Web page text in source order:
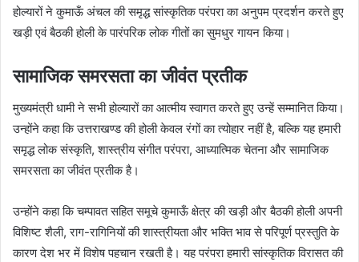
होल्यारों ने कुमाऊँ अंचल की समृद्ध सांस्कृतिक परंपरा का अनुपम प्रदर्शन करते हुए
खड़ी एवं बैठकी होली के पारंपरिक लोक गीतों का सुमधुर गायन किया।
सामाजिक समरसता का जीवंत प्रतीक
मुख्यमंत्री धामी ने सभी होल्यारों का आत्मीय स्वागत करते हुए उन्हें सम्मानित किया।
उन्होंने कहा कि उत्तराखण्ड की होली केवल रंगों का त्योहार नहीं है, बल्कि यह हमारी
समृद्ध लोक संस्कृति, शास्त्रीय संगीत परंपरा, आध्यात्मिक चेतना और सामाजिक
समरसता का जीवंत प्रतीक है।
उन्होंने कहा कि चम्पावत सहित समूचे कुमाऊँ क्षेत्र की खड़ी और बैठकी होली अपनी
विशिष्ट शैली, राग-रागिनियों की शास्त्रीयता और भक्ति भाव से परिपूर्ण प्रस्तुति के
कारण देश भर में विशेष पहचान रखती है। यह परंपरा हमारी सांस्कृतिक विरासत की